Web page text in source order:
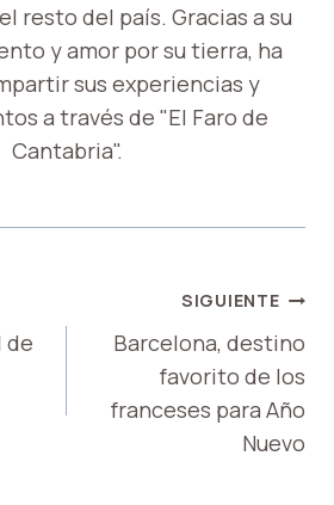
resto del país. Gracias a su
y amor por su tierra, ha
sus experiencias y
a través de "El Faro de
Cantabria".
de
SIGUIENTE
Barcelona, ​​destino
favorito de los
franceses para Año
Nuevo